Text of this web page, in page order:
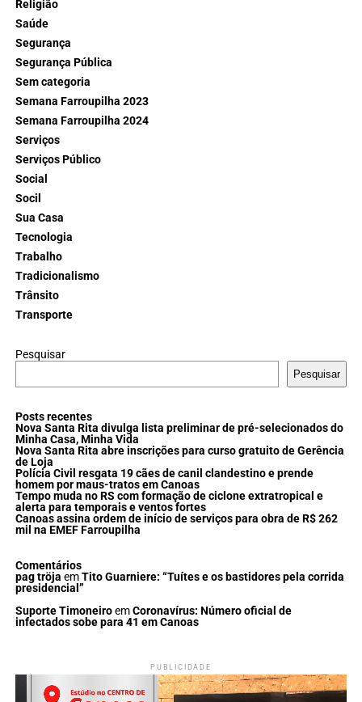
Religião
Saúde
Segurança
Segurança Pública
Sem categoria
Semana Farroupilha 2023
Semana Farroupilha 2024
Serviços
Serviços Público
Social
Socil
Sua Casa
Tecnologia
Trabalho
Tradicionalismo
Trânsito
Transporte
Pesquisar
Pesquisar
Posts recentes
Nova Santa Rita divulga lista preliminar de pré-selecionados do
Minha Casa, Minha Vida
Nova Santa Rita abre inscrições para curso gratuito de Gerência
de Loja
Polícia Civil resgata 19 cães de canil clandestino e prende
homem por maus-tratos em Canoas
Tempo muda no RS com formação de ciclone extratropical e
alerta para temporais e ventos fortes
Canoas assina ordem de início de serviços para obra de R$ 262
mil na EMEF Farroupilha
Comentários
pag tröja emTito Guarniere: “Tuítes e os bastidores pela corrida
presidencial”
Suporte TimoneiroemCoronavírus: Número oficial de
infectados sobe para 41 em Canoas
PUBLICIDADE